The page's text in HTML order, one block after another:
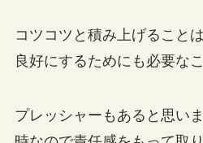
コツコツと積み上げること
良好にするためにも必要なこ
プレッシャーもあると思い